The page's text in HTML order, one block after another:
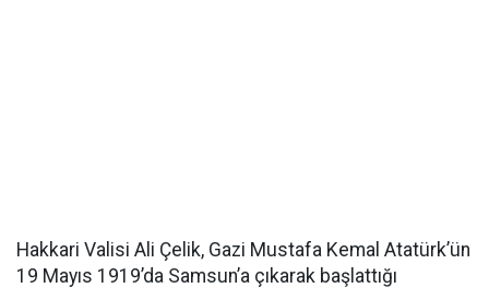
Hakkari Valisi Ali Çelik, Gazi Mustafa Kemal Atatürk’ün
19 Mayıs 1919’da Samsun’a çıkarak başlattığı